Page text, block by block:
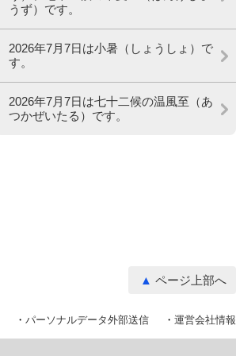
うず）です。
2026年7月7日は小暑（しょうしょ）で
す。
2026年7月7日は七十二候の温風至（あ
つかぜいたる）です。
ページ上部へ
パーソナルデータ外部送信 運営会社情報